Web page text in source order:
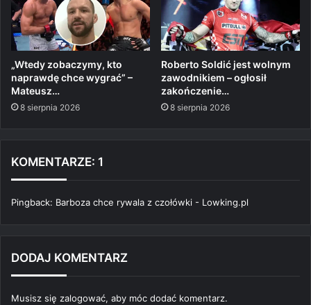
„Wtedy zobaczymy, kto
naprawdę chce wygrać” –
Mateusz…
8 sierpnia 2026
Roberto Soldić jest wolnym
zawodnikiem – ogłosił
zakończenie…
8 sierpnia 2026
KOMENTARZE: 1
Pingback: Barboza chce rywala z czołówki - Lowking.pl
DODAJ KOMENTARZ
Musisz się zalogować, aby móc dodać komentarz.